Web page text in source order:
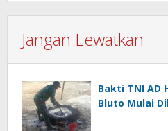
Jangan Lewatkan
Bakti TNI AD
Bluto Mulai